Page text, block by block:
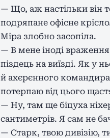
— Що, аж настільки він
подряпане офісне
Міра злобно засопіла.
— В мене іноді
піздець на виїзді. Як у
й ахєрєнного
потерпаю від цього
— Ну, там ще біцуха
сантиметрів. Я сам не
— Старк, твою дивізію,